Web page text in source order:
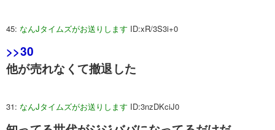
45: なんJタイムズがお送りします ID:xR/3S3i+0
>>30
他が売れなくて撤退した
31: なんJタイムズがお送りします ID:3nzDKciJ0